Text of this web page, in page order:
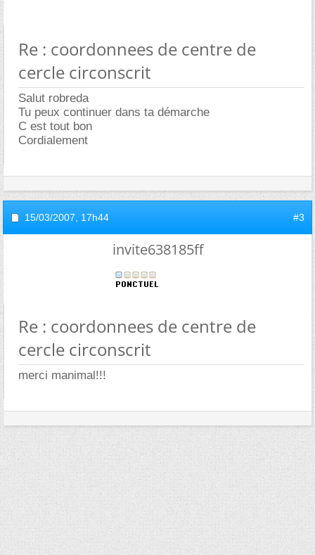
Re : coordonnees de centre de
cercle circonscrit
Salut robreda
Tu peux continuer dans ta démarche
C est tout bon
Cordialement
15/03/2007, 17h44 #3
invite638185ff
Re : coordonnees de centre de
cercle circonscrit
merci manimal!!!